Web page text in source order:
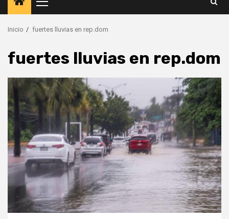
Menú
principal
Inicio fuertes lluvias en rep.dom
fuertes lluvias en rep.dom